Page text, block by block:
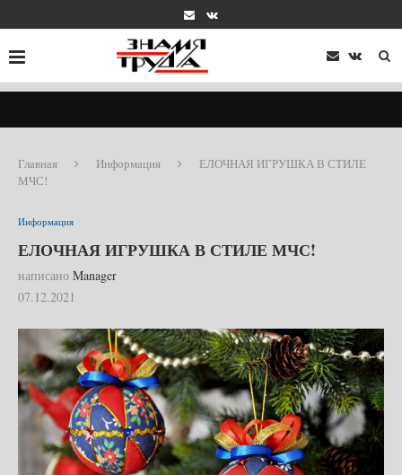
Главная Информация
ЕЛОЧНАЯ ИГРУШКА В СТИЛЕ
МЧС!
Информация
ЕЛОЧНАЯ ИГРУШКА В СТИЛЕ МЧС!
написано Manager
07.12.2021